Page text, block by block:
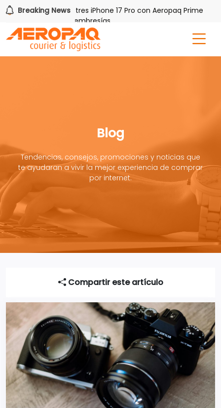
Breaking News
Gana uno de tres iPhone 17 Pro con Aeropaq Prime
nuevas membresías
Blog
Tendencias, consejos, promociones y noticias que
te ayudaran a vivir la mejor experiencia de comprar
por internet.
Compartir este artículo